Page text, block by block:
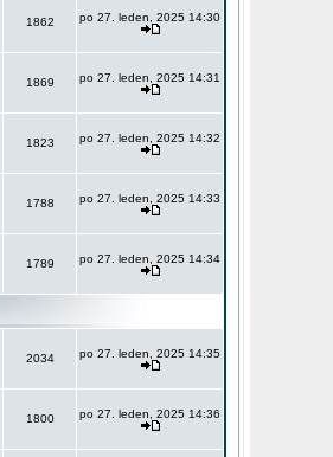
1862 po 27. leden, 2025 14:30
1869 po 27. leden, 2025 14:31
1823 po 27. leden, 2025 14:32
1788 po 27. leden, 2025 14:33
1789 po 27. leden, 2025 14:34
2034 po 27. leden, 2025 14:35
1800 po 27. leden, 2025 14:36